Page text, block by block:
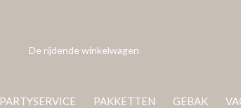
PARTYSERVICE PAKKETTEN GEBAK
De rijdende winkelwagen